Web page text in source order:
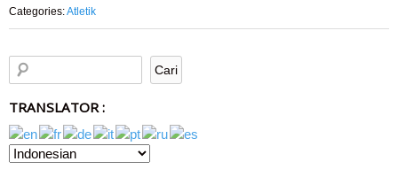
Categories:Atletik
TRANSLATOR :